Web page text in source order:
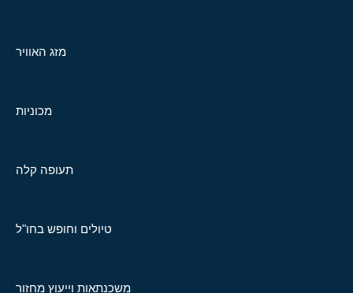
מזג האוויר
מכוניות
תעופה קלה
טיולים וחופש בחו"ל
משכנתאות וייעוץ מחזור